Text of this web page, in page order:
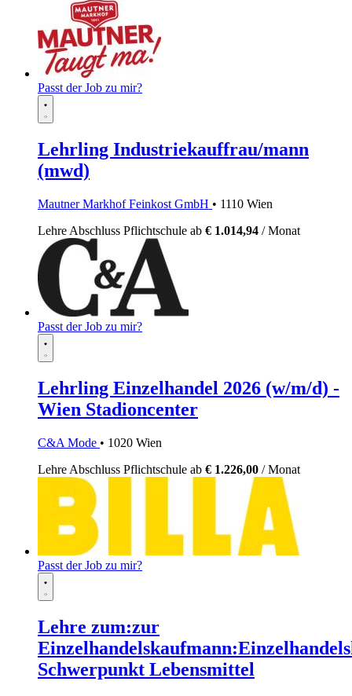
Passt der Job zu mir?
Lehrling Industriekauffrau/mann
(mwd)
Mautner Markhof Feinkost GmbH • 1110 Wien
Lehre Abschluss Pflichtschule ab € 1.014,94 / Monat
Passt der Job zu mir?
Lehrling Einzelhandel 2026 (w/m/d) -
Wien Stadioncenter
C&A Mode • 1020 Wien
Lehre Abschluss Pflichtschule ab € 1.226,00 / Monat
Passt der Job zu mir?
Lehre zum:zur
Schwerpunkt Lebensmittel